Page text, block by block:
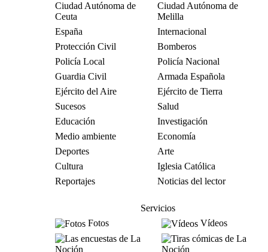
Ciudad Autónoma de
Ceuta
Ciudad Autónoma de
Melilla
España
Internacional
Protección Civil
Bomberos
Policía Local
Policía Nacional
Guardia Civil
Armada Española
Ejército del Aire
Ejército de Tierra
Sucesos
Salud
Educación
Investigación
Medio ambiente
Economía
Deportes
Arte
Cultura
Iglesia Católica
Reportajes
Noticias del lector
Servicios
Fotos
Vídeos